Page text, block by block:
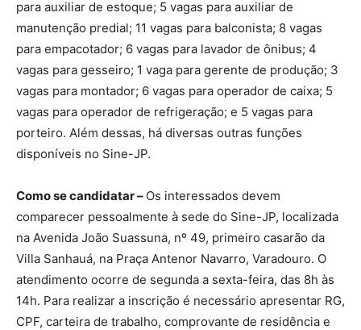
para auxiliar de estoque; 5 vagas para auxiliar de
manutenção predial; 11 vagas para balconista; 8 vagas
para empacotador; 6 vagas para lavador de ônibus; 4
vagas para gesseiro; 1 vaga para gerente de produção; 3
vagas para montador; 6 vagas para operador de caixa; 5
vagas para operador de refrigeração; e 5 vagas para
porteiro. Além dessas, há diversas outras funções
disponíveis no Sine-JP.
Como se candidatar – Os interessados devem
comparecer pessoalmente à sede do Sine-JP, localizada
na Avenida João Suassuna, nº 49, primeiro casarão da
Villa Sanhauá, na Praça Antenor Navarro, Varadouro. O
atendimento ocorre de segunda a sexta-feira, das 8h às
14h. Para realizar a inscrição é necessário apresentar RG,
CPF, carteira de trabalho, comprovante de residência e